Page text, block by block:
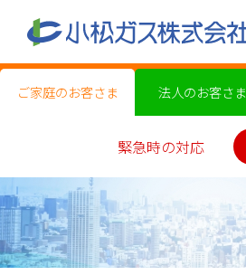
ご家庭のお客さま 法人のお客さま
緊急時の対応